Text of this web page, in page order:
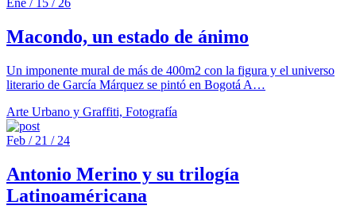
Ene / 15 / 26
Macondo, un estado de ánimo
Un imponente mural de más de 400m2 con la figura y el universo
literario de García Márquez se pintó en Bogotá A…
Arte Urbano y Graffiti, Fotografía
Feb / 21 / 24
Antonio Merino y su trilogía
Latinoaméricana